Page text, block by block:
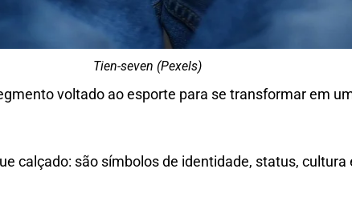
Tien-seven (Pexels)
voltado ao esporte para se transformar em
calçado: são símbolos de identidade, status, cultura